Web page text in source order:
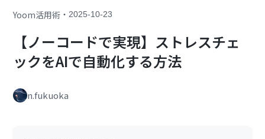
Yoom活用術 ・2025-10-23
【ノーコードで実現】ストレスチェ
ックをAIで自動化する方法
n.fukuoka